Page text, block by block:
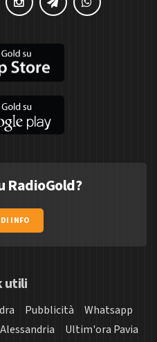
RadioGold?
INFO
utili
Pubblicità
Whatsapp
Ultim'ora Pavia